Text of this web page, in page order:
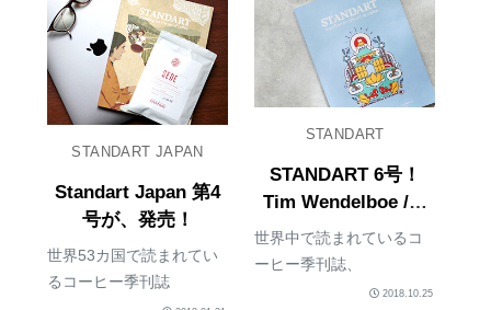
STANDARTは一握りのプ
ロ...
なくてもそのうち行った
ときに、、と...
STANDART
STANDART 6号！
Tim Wendelboe /テ
ィム・ウェンデルボ
ーのコーヒーと一緒
世界中で読まれているコ
ーヒー季刊誌、
STANDART。ちょっと遅
2018.10.25
STANDART JAPAN
Standart Japan 第4
号が、発売！
世界53カ国で読まれてい
るコーヒー季刊誌